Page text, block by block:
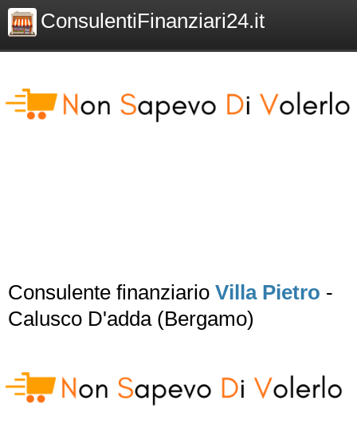
ConsulentiFinanziari24.it
Consulente finanziario Villa Pietro -
Calusco D'adda (Bergamo)